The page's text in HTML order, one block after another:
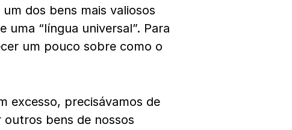
dos bens mais valiosos
“língua universal”. Para
um pouco sobre como o
excesso, precisávamos de
bens de nossos